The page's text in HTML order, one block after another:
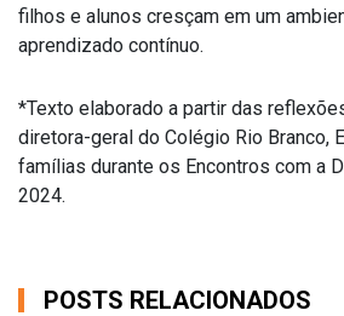
filhos e alunos cresçam em um
aprendizado contínuo.
*Texto elaborado a partir das
diretora-geral do Colégio Rio Branco,
famílias durante os Encontros com a
2024.
POSTS RELACIONADOS